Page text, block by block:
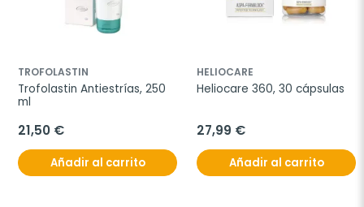
TROFOLASTIN
Trofolastin Antiestrías, 250
ml
21,50 €
Añadir al carrito
HELIOCARE
Heliocare 360, 30 cápsulas
27,99 €
Añadir al carrito